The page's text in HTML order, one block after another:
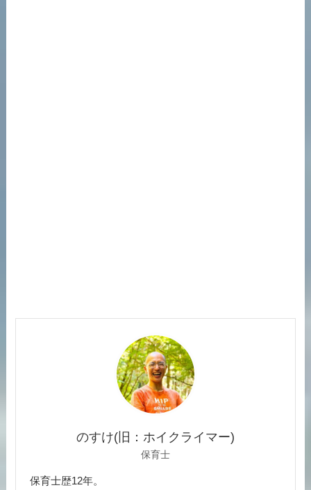
のすけ(旧：ホイクライマー)
保育士
保育士歴12年。